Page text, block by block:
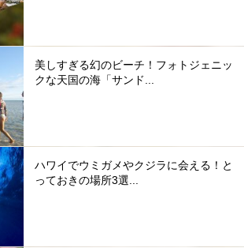
美しすぎる幻のビーチ！フォトジェニッ
クな天国の海「サンド...
ハワイでウミガメやクジラに会える！と
っておきの場所3選...